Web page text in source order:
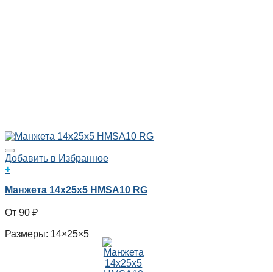
Добавить в Избранное
+
Манжета 14x25x5 HMSA10 RG
90 ₽
Размеры: 14×25×5